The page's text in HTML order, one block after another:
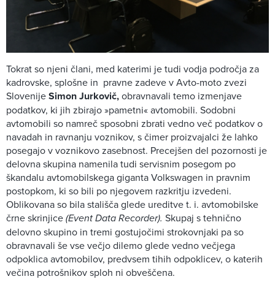
Tokrat so njeni člani, med katerimi je tudi vodja področja za
kadrovske, splošne in pravne zadeve v Avto-moto zvezi
SlovenijeSimon Jurkovič,obravnavali temo izmenjave
podatkov, ki jih zbirajo »pametni« avtomobili. Sodobni
avtomobili so namreč sposobni zbrati vedno več podatkov o
navadah in ravnanju voznikov, s čimer proizvajalci že lahko
posegajo v voznikovo zasebnost. Precejšen del pozornosti je
delovna skupina namenila tudi servisnim posegom po
škandalu avtomobilskega giganta Volkswagen in pravnim
postopkom, ki so bili po njegovem razkritju izvedeni.
Oblikovana so bila stališča glede ureditve t. i. avtomobilske
črne skrinjice(Event Data Recorder). Skupaj s tehnično
delovno skupino in tremi gostujočimi strokovnjaki pa so
obravnavali še vse večjo dilemo glede vedno večjega
odpoklica avtomobilov, predvsem tihih odpoklicev, o katerih
večina potrošnikov sploh ni obveščena.